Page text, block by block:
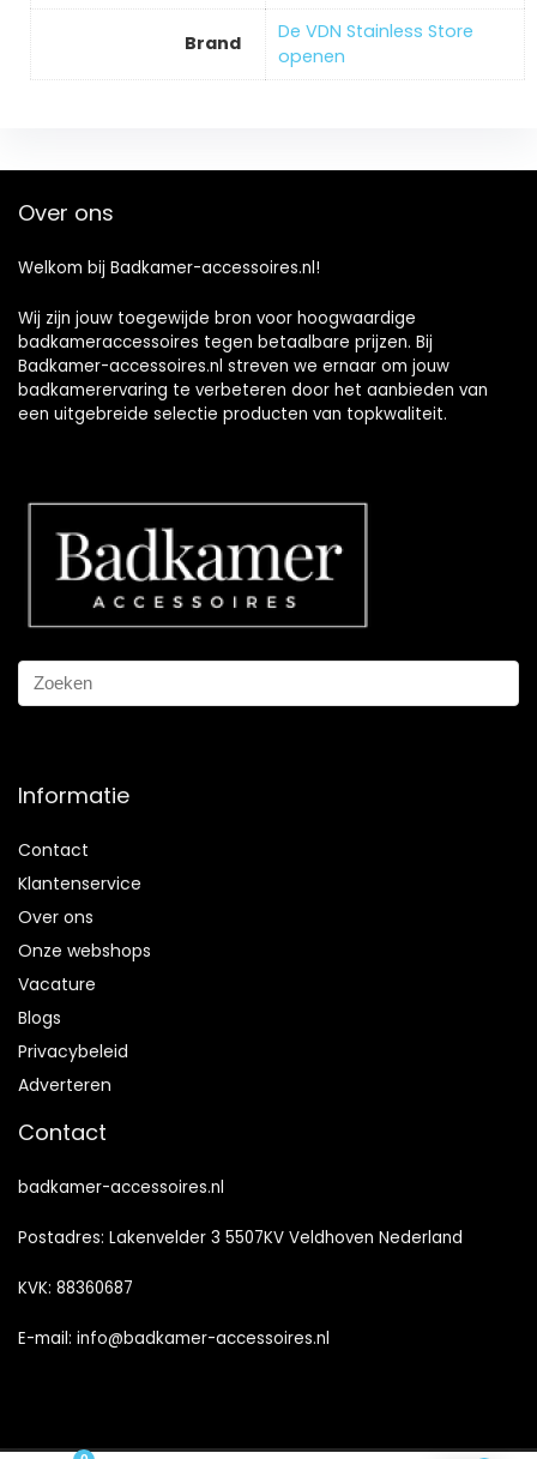
Brand
De VDN Stainless Store
openen
Over ons
Welkom bij Badkamer-accessoires.nl!
Wij zijn jouw toegewijde bron voor hoogwaardige
badkameraccessoires tegen betaalbare prijzen. Bij
Badkamer-accessoires.nl streven we ernaar om jouw
badkamerervaring te verbeteren door het aanbieden van
een uitgebreide selectie producten van topkwaliteit.
Informatie
Contact
Klantenservice
Over ons
Onze webshops
Vacature
Blogs
Privacybeleid
Adverteren
Contact
badkamer-accessoires.nl
Postadres: Lakenvelder 3 5507KV Veldhoven Nederland
KVK: 88360687
E-mail: info@badkamer-accessoires.nl